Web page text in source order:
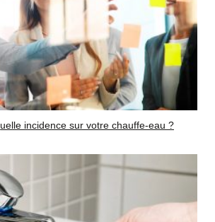
incidence sur votre chauffe-eau ?